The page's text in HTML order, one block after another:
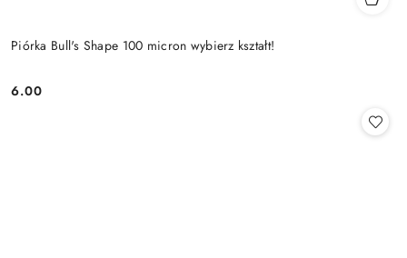
Piórka Bull's Shape 100 micron wybierz kształt!
Cena:
6.00